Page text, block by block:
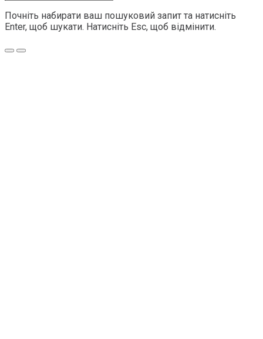
Почніть набирати ваш пошуковий запит та натисніть
Enter, щоб шукати. Натисніть Esc, щоб відмінити.
Меню